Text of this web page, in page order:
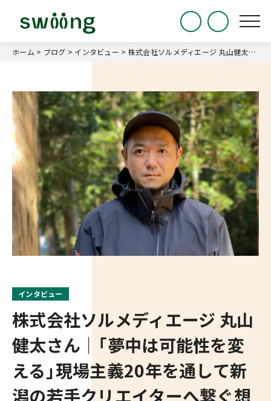
ホーム > ブログ > インタビュー > 株式会社ソルメディエージ 丸山健太さん｜「夢中は可能性を変える」現場主義20年を通して新潟の若手クリエイターへ繋ぐ想い
インタビュー
株式会社ソルメディエージ 丸山
健太さん｜「夢中は可能性を変
える」現場主義20年を通して新
潟の若手クリエイターへ繋ぐ想